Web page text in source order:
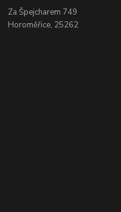
Za Špejcharem 749
Horoměřice, 25262